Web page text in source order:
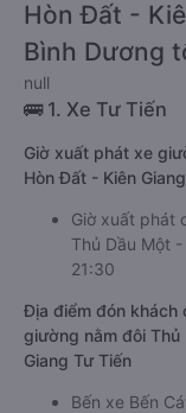
Hòn Đất -
Bình Dương
null
🚌 1. Xe Tư Tiến
Giờ xuất phát xe
Hòn Đất - Kiên
Giờ xuất phát
Thủ Dầu Một
21:30
Địa điểm đón khách
giường nằm đôi
Giang Tư Tiến
Bến xe Bến